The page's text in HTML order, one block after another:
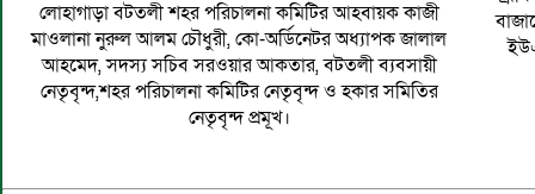
লোহাগাড়া বটতলী শহর পরিচালনা কমিটির আহবায়ক কাজী
মাওলানা নুরুল আলম চৌধুরী, কো-অর্ডিনেটর অধ্যাপক জালাল
আহমেদ, সদস্য সচিব সরওয়ার আকতার, বটতলী ব্যবসায়ী
নেতৃবৃন্দ,শহর পরিচালনা কমিটির নেতৃবৃন্দ ও হকার সমিতির
নেতৃবৃন্দ প্রমূখ।